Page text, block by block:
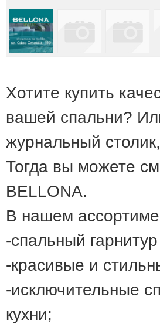
Хотите купить
вашей спальни?
журнальный
Тогда вы можете
BELLONA.
В нашем
-спальный
-красивые и
-исключительные
кухни;